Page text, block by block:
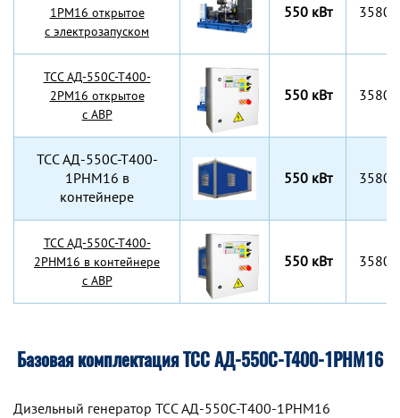
1РМ16 открытое
с электрозапуском
550 кВт
TCC АД-550С-Т400-
2РМ16 открытое
с АВР
550 кВт
TCC АД-550С-Т400-
1РНМ16 в
контейнере
550 кВт
TCC АД-550С-Т400-
2РНМ16 в контейнере
с АВР
550 кВт
Базовая комплектация ТСС АД-550С-Т400-1РНМ16
Дизельный генератор TCC АД-550С-Т400-1РНМ16